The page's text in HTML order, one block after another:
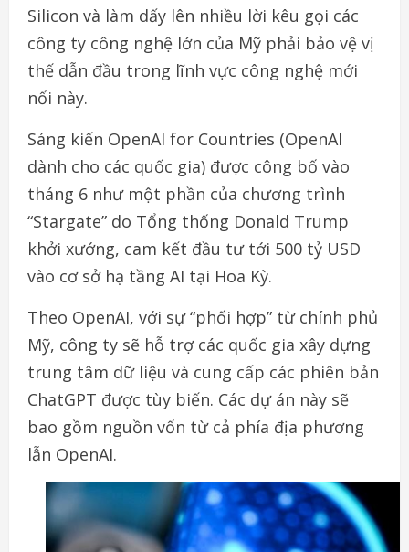
Silicon và làm dấy lên nhiều lời kêu gọi các
công ty công nghệ lớn của Mỹ phải bảo vệ vị
thế dẫn đầu trong lĩnh vực công nghệ mới
nổi này.
Sáng kiến OpenAI for Countries (OpenAI
dành cho các quốc gia) được công bố vào
tháng 6 như một phần của chương trình
“Stargate” do Tổng thống Donald Trump
khởi xướng, cam kết đầu tư tới 500 tỷ USD
vào cơ sở hạ tầng AI tại Hoa Kỳ.
Theo OpenAI, với sự “phối hợp” từ chính phủ
Mỹ, công ty sẽ hỗ trợ các quốc gia xây dựng
trung tâm dữ liệu và cung cấp các phiên bản
ChatGPT được tùy biến. Các dự án này sẽ
bao gồm nguồn vốn từ cả phía địa phương
lẫn OpenAI.